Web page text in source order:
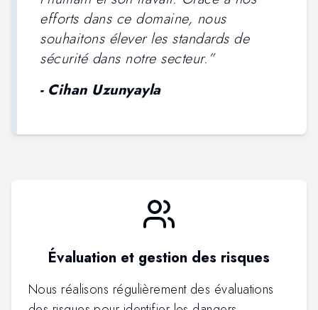
efforts dans ce domaine, nous
souhaitons élever les standards de
sécurité dans notre secteur.”
- Cihan Uzunyayla
Évaluation et gestion des risques
Nous réalisons régulièrement des évaluations